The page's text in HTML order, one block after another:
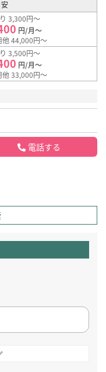
3,300円～
円/月～
他 44,000円～
3,500円～
円/月～
他 33,000円～
電話する